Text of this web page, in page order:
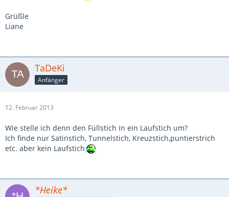
Grüßle
Liane
TaDeKi
Anfänger
12. Februar 2013
Wie stelle ich denn den Füllstich in ein Laufstich um?
Ich finde nur Satinstich, Tunnelstich, Kreuzstich,puntierstrich
etc. aber kein Laufstich
*Heike*